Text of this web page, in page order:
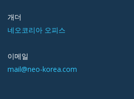
개더
네오코리아 오피스
이메일
mail@neo-korea.com